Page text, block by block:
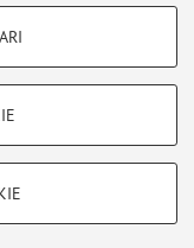
per il corretto
del sito.
01131710376